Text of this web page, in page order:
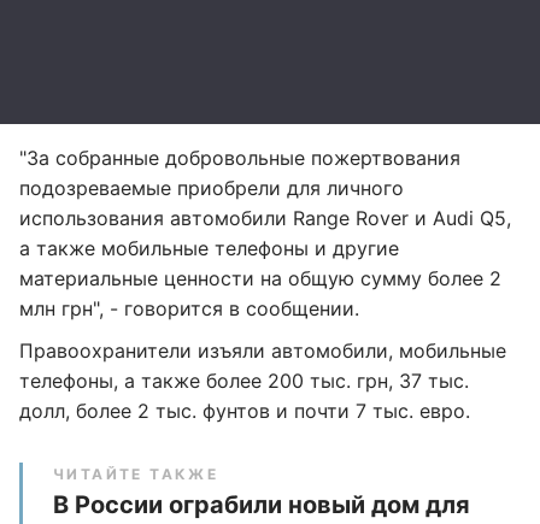
"За собранные добровольные пожертвования
подозреваемые приобрели для личного
использования автомобили Range Rover и Audi Q5,
а также мобильные телефоны и другие
материальные ценности на общую сумму более 2
млн грн", - говорится в сообщении.
Правоохранители изъяли автомобили, мобильные
телефоны, а также более 200 тыс. грн, 37 тыс.
долл, более 2 тыс. фунтов и почти 7 тыс. евро.
ЧИТАЙТЕ ТАКЖЕ
В России ограбили новый дом для